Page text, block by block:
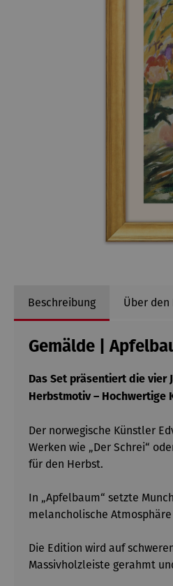
Beschreibung Über
Gemälde |
Das Set präsentiert die vier
Herbstmotiv – Hochwertige
Der norwegische Künstler
Werken wie „Der Schrei“
für den Herbst.
In „Apfelbaum“ setzte
melancholische
Die Edition wird auf
Massivholzleiste gerahmt